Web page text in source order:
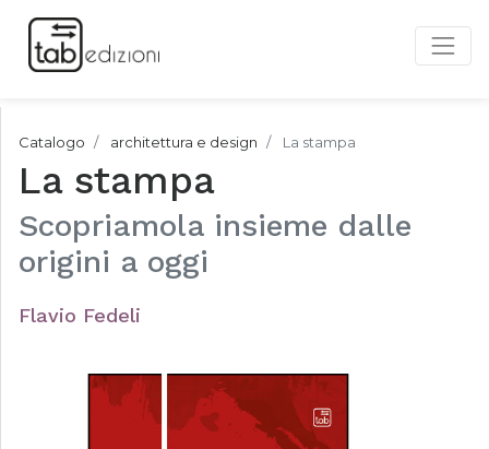
Catalogo architettura e design La stampa
La stampa
Scopriamola insieme dalle
origini a oggi
Flavio Fedeli